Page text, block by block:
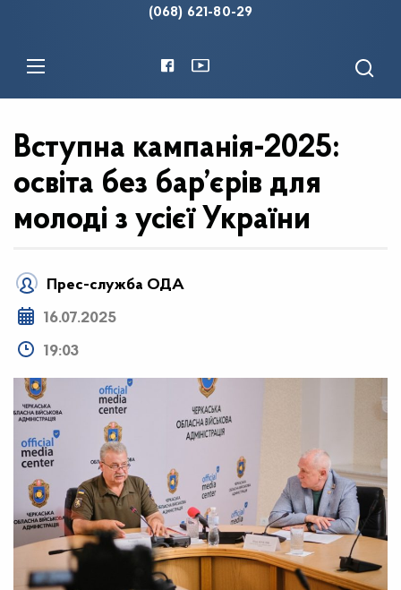
(068) 621-80-29
Вступна кампанія-2025:
освіта без бар’єрів для
молоді з усієї України
Прес-служба ОДА
16.07.2025
19:03